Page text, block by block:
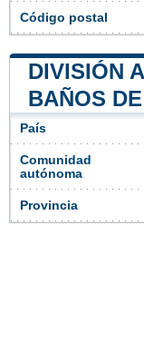
Código postal
DIVISIÓN
BAÑOS
País
Comunidad
autónoma
Provincia